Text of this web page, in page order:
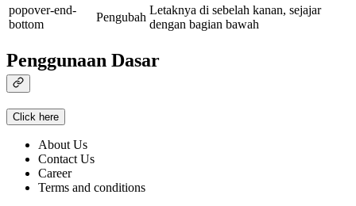
popover-end-
bottom
Pengubah
Letaknya di sebelah kanan, sejajar
dengan bagian bawah
Penggunaan Dasar
Click here
About Us
Contact Us
Career
Terms and conditions